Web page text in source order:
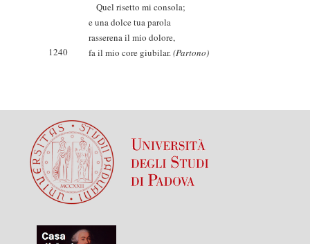
Quel risetto mi consola;
e una dolce tua parola
rasserena il mio dolore,
1240
fa il mio core giubilar.(Partono)